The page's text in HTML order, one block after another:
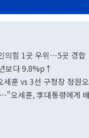
의힘 1곳 우위…5곳 경합
보다 9.8%p↑
훈 vs 3선 구청장 정원오
오세훈, 李대통령에게